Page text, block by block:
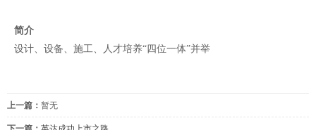
简介
设计、设备、施工、人才培养“四位一体”并举
上一篇： 暂无